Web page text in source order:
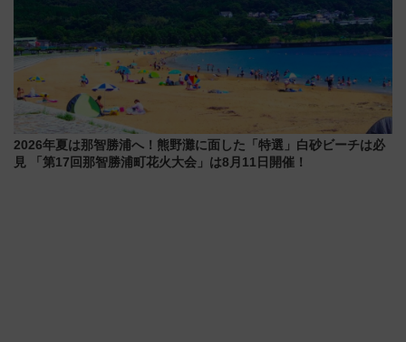
2026年夏は那智勝浦へ！熊野灘に面した「特選」白砂ビーチは必
見 「第17回那智勝浦町花火大会」は8月11日開催！